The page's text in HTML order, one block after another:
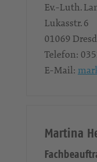
Ev.-Luth.
Lukasstr. 6
01069
Telefon:
E-Mail:
Martina